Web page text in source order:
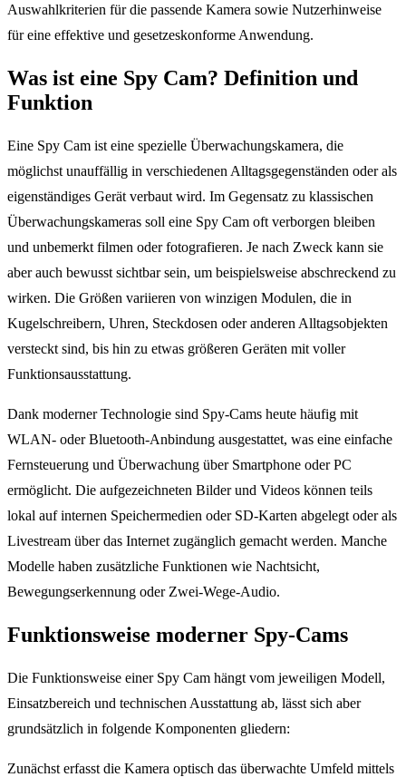
Auswahlkriterien für die passende Kamera sowie Nutzerhinweise
für eine effektive und gesetzeskonforme Anwendung.
Was ist eine Spy Cam? Definition und
Funktion
Eine Spy Cam ist eine spezielle Überwachungskamera, die
möglichst unauffällig in verschiedenen Alltagsgegenständen oder als
eigenständiges Gerät verbaut wird. Im Gegensatz zu klassischen
Überwachungskameras soll eine Spy Cam oft verborgen bleiben
und unbemerkt filmen oder fotografieren. Je nach Zweck kann sie
aber auch bewusst sichtbar sein, um beispielsweise abschreckend zu
wirken. Die Größen variieren von winzigen Modulen, die in
Kugelschreibern, Uhren, Steckdosen oder anderen Alltagsobjekten
versteckt sind, bis hin zu etwas größeren Geräten mit voller
Funktionsausstattung.
Dank moderner Technologie sind Spy-Cams heute häufig mit
WLAN- oder Bluetooth-Anbindung ausgestattet, was eine einfache
Fernsteuerung und Überwachung über Smartphone oder PC
ermöglicht. Die aufgezeichneten Bilder und Videos können teils
lokal auf internen Speichermedien oder SD-Karten abgelegt oder als
Livestream über das Internet zugänglich gemacht werden. Manche
Modelle haben zusätzliche Funktionen wie Nachtsicht,
Bewegungserkennung oder Zwei-Wege-Audio.
Funktionsweise moderner Spy-Cams
Die Funktionsweise einer Spy Cam hängt vom jeweiligen Modell,
Einsatzbereich und technischen Ausstattung ab, lässt sich aber
grundsätzlich in folgende Komponenten gliedern:
Zunächst erfasst die Kamera optisch das überwachte Umfeld mittels